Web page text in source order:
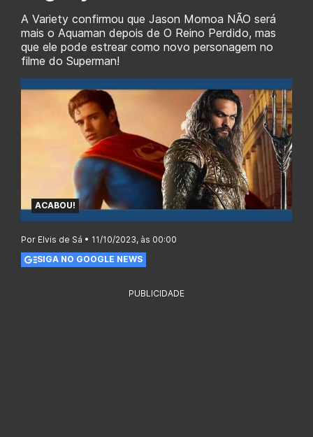
A Variety confirmou que Jason Momoa NÃO será
mais o Aquaman depois de O Reino Perdido, mas
que ele pode estrear como novo personagem no
filme do Superman!
ACABOU!
Por Elvis de Sá • 11/10/2023, às 00:00
SIGA NO GOOGLE NEWS
PUBLICIDADE